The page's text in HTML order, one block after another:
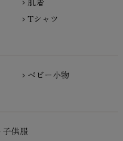
）
chevron_right
chevron_rightTシャツ
chevron_right ベビー小物
子供服